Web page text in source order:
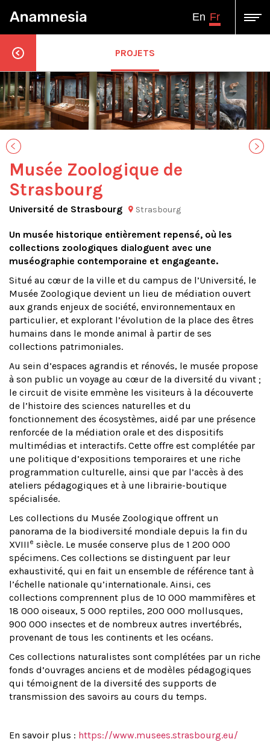
En Fr
PROJETS
Musée Zoologique de
Strasbourg
Université de Strasbourg Strasbourg
Un musée historique entièrement repensé, où les
collections zoologiques dialoguent avec une
muséographie contemporaine et engageante.
Situé au cœur de la ville et du campus de l’Université, le
Musée Zoologique devient un lieu de médiation ouvert
aux grands enjeux de société, environnementaux en
particulier, et explorant l’évolution de la place des êtres
humains dans le monde animal à partir de ses
collections patrimoniales.
Au sein d’espaces agrandis et rénovés, le musée propose
à son public un voyage au cœur de la diversité du vivant ;
le circuit de visite emmène les visiteurs à la découverte
de l’histoire des sciences naturelles et du
fonctionnement des écosystèmes, aidé par une présence
renforcée de la médiation orale et des dispositifs
multimédias et interactifs. Cette offre est complétée par
une politique d’expositions temporaires et une riche
programmation culturelle, ainsi que par l’accès à des
ateliers pédagogiques et à une librairie-boutique
spécialisée.
Les collections du Musée Zoologique offrent un
panorama de la biodiversité mondiale depuis la fin du
XVIII e siècle. Le musée conserve plus de 1 200 000
spécimens. Ces collections se distinguent par leur
exhaustivité, qui en fait un ensemble de référence tant à
l’échelle nationale qu’internationale. Ainsi, ces
collections comprennent plus de 10 000 mammifères et
18 000 oiseaux, 5 000 reptiles, 200 000 mollusques,
900 000 insectes et de nombreux autres invertébrés,
provenant de tous les continents et les océans.
Ces collections naturalistes sont complétées par un riche
fonds d’ouvrages anciens et de modèles pédagogiques
qui témoignent de la diversité des supports de
transmission des savoirs au cours du temps.
En savoir plus : https://www.musees.strasbourg.eu/